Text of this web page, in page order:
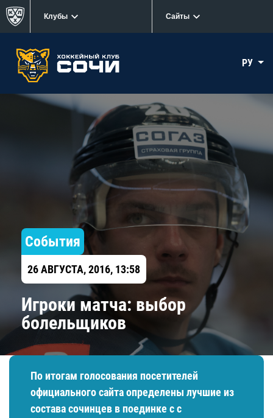
Клубы Сайты
РУ
События
26 АВГУСТА, 2016, 13:58
Игроки матча: выбор
болельщиков
По итогам голосования посетителей
официального сайта определены лучшие из
состава сочинцев в поединке с с